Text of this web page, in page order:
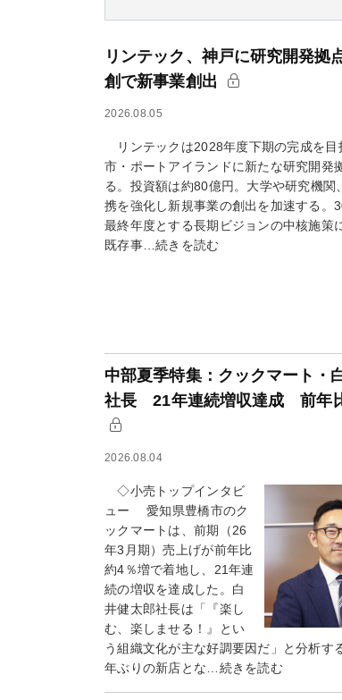
リンテック、神戸に研究開発
創で新事業創出
2026.08.05
リンテックは2028年度下期の完成を目
市・ポートアイランドに新たな研究開発
る。投資額は約80億円。大学や研究機関
携を強化し新規事業の創出を加速する。
最終年度とする長期ビジョンの中核施策
既存事…続きを読む
中部夏季特集：クックマート・
社長 21年連続増収達成 前年
2026.08.04
◇小売トップインタビ
ュー 愛知県豊橋市のク
ックマートは、前期（26
年3月期）売上げが前年比
約4％増で着地し、21年連
続の増収を達成した。白
井健太郎社長は「『楽し
む、楽しませる！』とい
う組織文化が主な好調要因だ」と分析す
年ぶりの新店とな…続きを読む